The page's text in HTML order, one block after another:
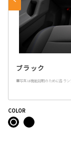
ブラック
■写真は機能説明のために各ラン
COLOR